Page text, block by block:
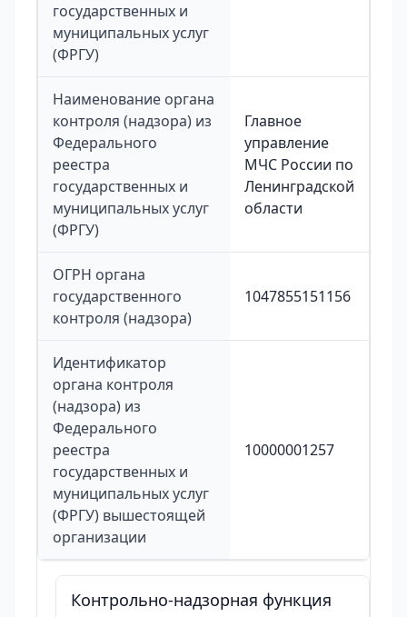
государственных и
муниципальных услуг
(ФРГУ)
Наименование органа
контроля (надзора) из
Федерального
реестра
государственных и
муниципальных услуг
(ФРГУ)
Главное
управление
МЧС России по
Ленинградской
области
ОГРН органа
государственного
контроля (надзора)
1047855151156
Идентификатор
органа контроля
(надзора) из
Федерального
реестра
государственных и
муниципальных услуг
(ФРГУ) вышестоящей
организации
10000001257
Контрольно-надзорная функция